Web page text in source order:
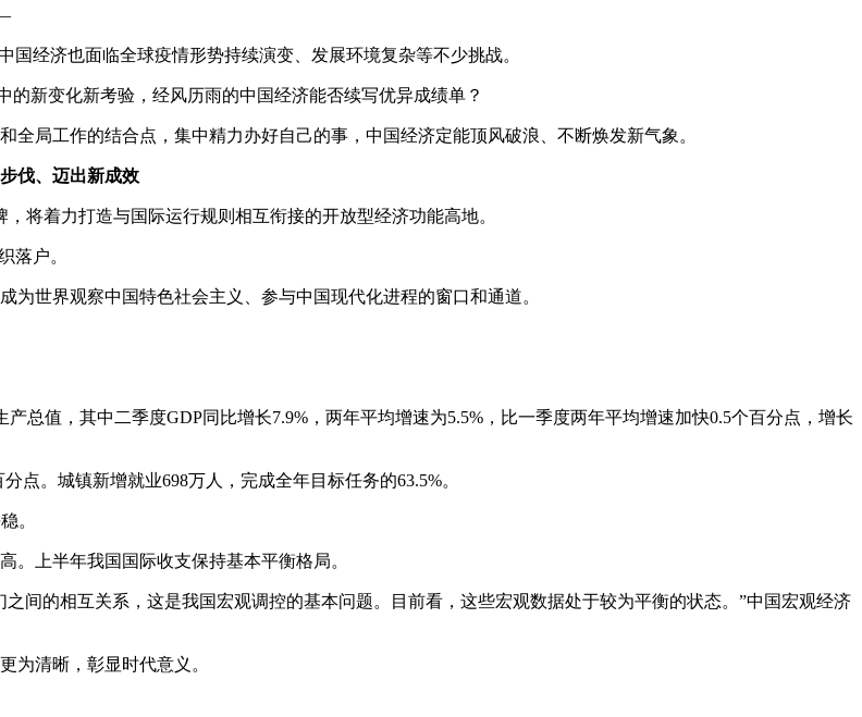
经济也面临全球疫情形势持续演变、发展环境复杂等不少挑战。
的新变化新考验，经风历雨的中国经济能否续写优异成绩单？
局工作的结合点，集中精力办好自己的事，中国经济定能顶风破浪、不断焕发新气象。
伐、迈出新成效
将着力打造与国际运行规则相互衔接的开放型经济功能高地。
落户。
世界观察中国特色社会主义、参与中国现代化进程的窗口和通道。
值，其中二季度GDP同比增长7.9%，两年平均增速为5.5%，比一季度两年平均增速加快0.5个百分点，增长
。城镇新增就业698万人，完成全年目标任务的63.5%。
。
上半年我国国际收支保持基本平衡格局。
间的相互关系，这是我国宏观调控的基本问题。目前看，这些宏观数据处于较为平衡的状态。”中国宏观经济
为清晰，彰显时代意义。